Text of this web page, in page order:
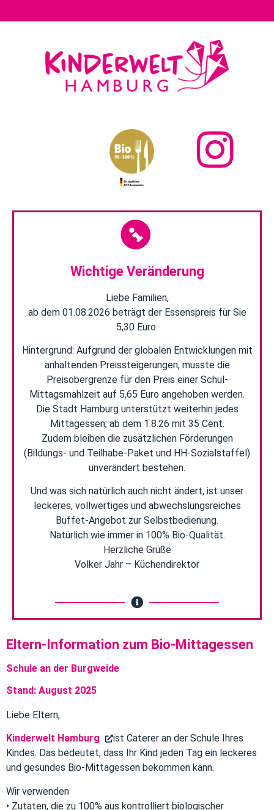
Wichtige Veränderung
Liebe Familien,
ab dem 01.08.2026 beträgt der Essenspreis für Sie
5,30 Euro.
Hintergrund: Aufgrund der globalen Entwicklungen mit
anhaltenden Preissteigerungen, musste die
Preisobergrenze für den Preis einer Schul-
Mittagsmahlzeit auf 5,65 Euro angehoben werden.
Die Stadt Hamburg unterstützt weiterhin jedes
Mittagessen; ab dem 1.8.26 mit 35 Cent.
Zudem bleiben die zusätzlichen Förderungen
(Bildungs- und Teilhabe-Paket und HH-Sozialstaffel)
unverändert bestehen.
Und was sich natürlich auch nicht ändert, ist unser
leckeres, vollwertiges und abwechslungsreiches
Buffet-Angebot zur Selbstbedienung.
Natürlich wie immer in 100% Bio-Qualität.
Herzliche Grüße
Volker Jahr – Küchendirektor
Eltern-Information zum Bio-Mittagessen​
Schule an der Burgweide
Stand: August 2025
Liebe Eltern,
Kinderwelt Hamburg
ist Caterer an der Schule Ihres
Kindes. Das bedeutet, dass Ihr Kind jeden Tag ein leckeres
und gesundes Bio-Mittagessen bekommen kann.
Wir verwenden
• Zutaten, die zu 100% aus kontrolliert biologischer